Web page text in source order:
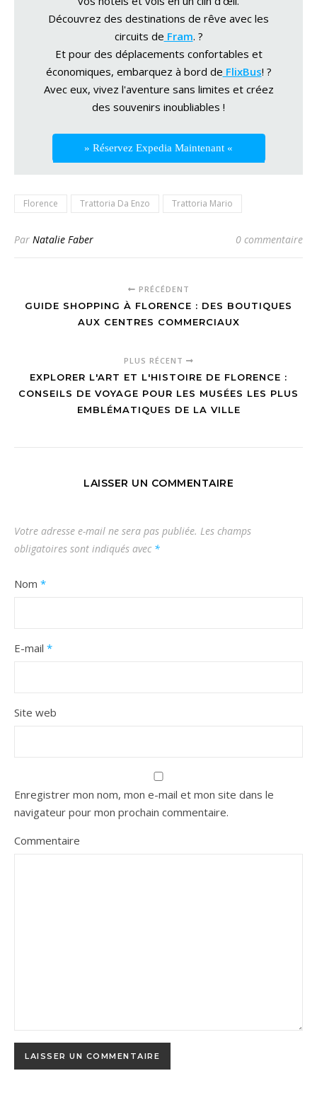
Découvrez des destinations de rêve avec les
circuits de Fram. ?
Et pour des déplacements confortables et
économiques, embarquez à bord de FlixBus! ?
Avec eux, vivez l'aventure sans limites et créez
des souvenirs inoubliables !
» Réservez Expedia Maintenant «
Florence Trattoria Da Enzo Trattoria Mario
Par Natalie Faber 0 commentaire
PRÉCÉDENT
GUIDE SHOPPING À FLORENCE : DES BOUTIQUES
AUX CENTRES COMMERCIAUX
PLUS RÉCENT
EXPLORER L'ART ET L'HISTOIRE DE FLORENCE :
CONSEILS DE VOYAGE POUR LES MUSÉES LES PLUS
EMBLÉMATIQUES DE LA VILLE
LAISSER UN COMMENTAIRE
Votre adresse e-mail ne sera pas publiée. Les champs
obligatoires sont indiqués avec *
Nom *
E-mail *
Site web
Enregistrer mon nom, mon e-mail et mon site dans le
navigateur pour mon prochain commentaire.
Commentaire